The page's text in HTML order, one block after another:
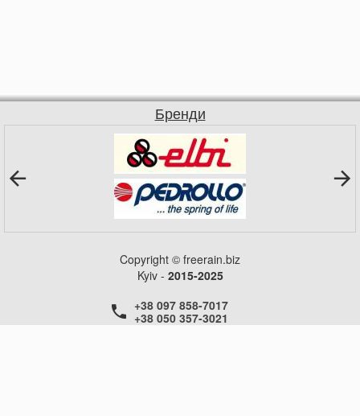
Бренди
Copyright © freerain.biz
Kyiv - 2015-2025
+38 097 858-7017
+38 050 357-3021